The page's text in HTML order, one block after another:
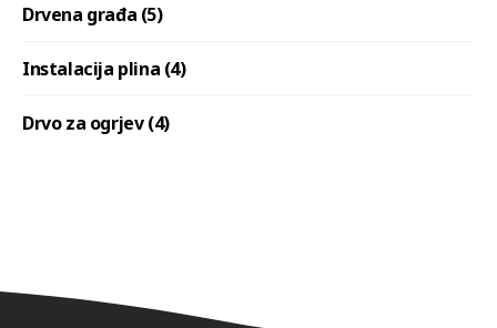
Drvena građa (5)
Instalacija plina (4)
Drvo za ogrjev (4)